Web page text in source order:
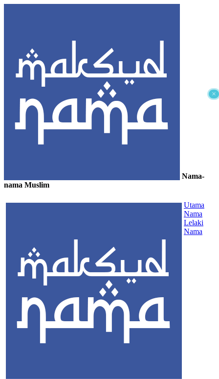
×
Nama-
nama Muslim
Utama
Nama
Lelaki
Nama